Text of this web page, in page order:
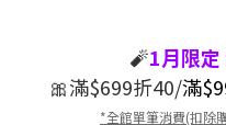
🧨1月限
🎀滿$699折40/滿
*全館單筆消費(扣除